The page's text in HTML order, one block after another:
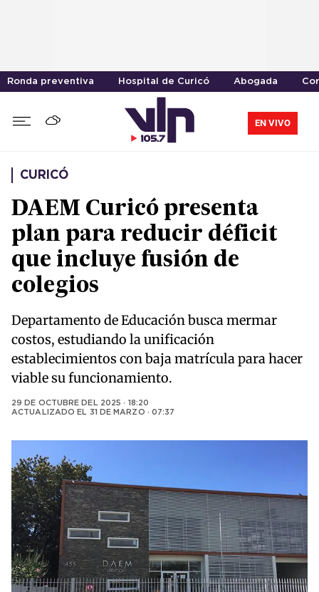
Ronda preventiva Hospital de Curicó Abogada
EN VIVO
CURICÓ
DAEM Curicó presenta
plan para reducir déficit
que incluye fusión de
colegios
Departamento de Educación busca mermar
costos, estudiando la unificación
establecimientos con baja matrícula para hacer
viable su funcionamiento.
29 DE OCTUBRE DEL 2025 · 18:20
ACTUALIZADO EL 31 DE MARZO · 07:37